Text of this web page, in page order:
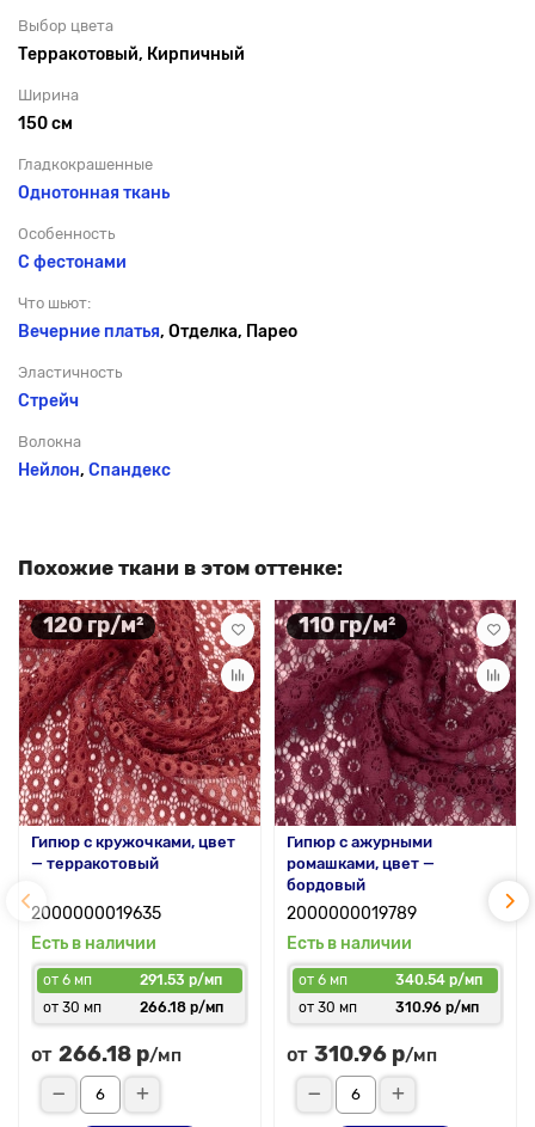
Выбор цвета
Терракотовый, Кирпичный
Ширина
150 см
Гладкокрашенные
Однотонная ткань
Особенность
С фестонами
Что шьют:
Вечерние платья, Отделка, Парео
Эластичность
Стрейч
Волокна
Нейлон, Спандекс
Похожие ткани в этом оттенке:
120 гр/м²
Гипюр с кружочками, цвет
— терракотовый
2000000019635
Есть в наличии
от 6 мп
291.53 р/мп
от 30 мп
266.18 р/мп
от 266.18 р/мп
110 гр/м²
Гипюр с ажурными
ромашками, цвет —
бордовый
2000000019789
Есть в наличии
от 6 мп
340.54 р/мп
от 30 мп
310.96 р/мп
от 310.96 р/мп